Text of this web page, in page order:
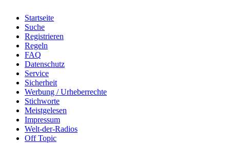
Startseite
Suche
Registrieren
Regeln
FAQ
Datenschutz
Service
Sicherheit
Werbung / Urheberrechte
Stichworte
Meistgelesen
Impressum
Welt-der-Radios
Off Topic